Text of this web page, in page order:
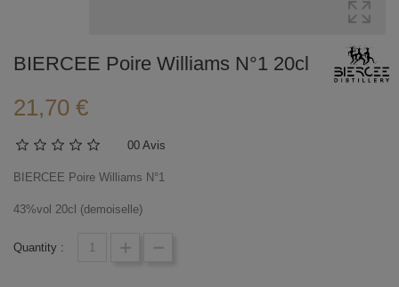
BIERCEE Poire Williams N°1 20cl
21,70 €
00 Avis
BIERCEE Poire Williams N°1
43%vol 20cl (demoiselle)
Quantity :